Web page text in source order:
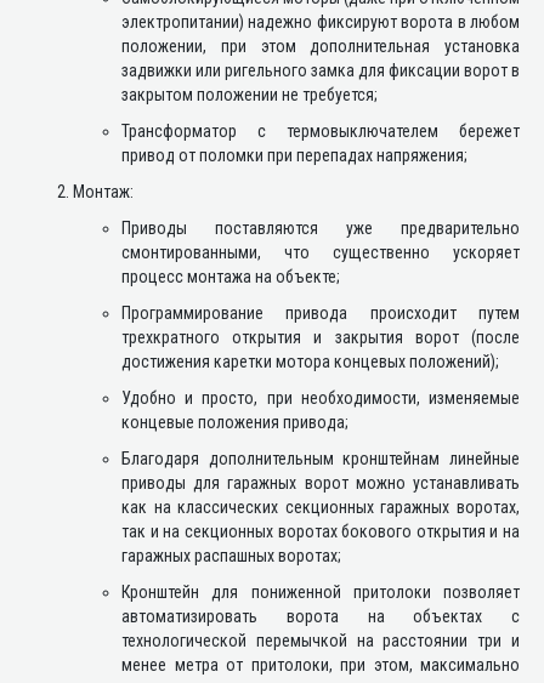
электропитании) надежно фиксируют ворота в любом
положении, при этом дополнительная установка
задвижки или ригельного замка для фиксации ворот в
закрытом положении не требуется;
Трансформатор с термовыключателем бережет
привод от поломки при перепадах напряжения;
Монтаж:
Приводы поставляются уже предварительно
смонтированными, что существенно ускоряет
процесс монтажа на объекте;
Программирование привода происходит путем
трехкратного открытия и закрытия ворот (после
достижения каретки мотора концевых положений);
Удобно и просто, при необходимости, изменяемые
концевые положения привода;
Благодаря дополнительным кронштейнам линейные
приводы для гаражных ворот можно устанавливать
как на классических секционных гаражных воротах,
так и на секционных воротах бокового открытия и на
гаражных распашных воротах;
Кронштейн для пониженной притолоки позволяет
автоматизировать ворота на объектах с
технологической перемычкой на расстоянии три и
менее метра от притолоки, при этом, максимально